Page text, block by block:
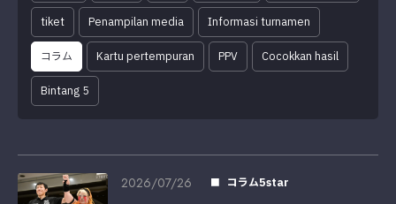
tiket Penampilan media Informasi turnamen
コラム Kartu pertempuran PPV Cocokkan hasil
Bintang 5
2026/07/26 コラム5star